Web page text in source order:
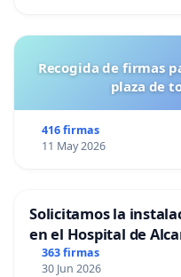
Recogida de firmas
plaza de
416 firmas
11 May 2026
Solicitamos la
en el Hospital de
363 firmas
30 Jun 2026